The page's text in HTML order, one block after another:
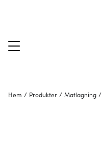
Hem / Produkter / Matlagning /